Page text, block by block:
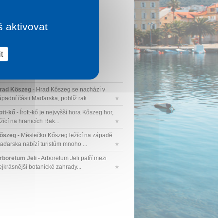
Köszeg- Hrad Kőszeg se nachází v
části Maďarska, poblíž rak...
★
kő- Írott-kő je nejvyšší hora Kőszeg hor,
na hranicích Rak...
★
- Městečko Kőszeg ležící na západě
nabízí turistům mnoho ...
★
Jeli - Arboretum Jeli patří mezi
botanické zahrady...
★
aktivovat